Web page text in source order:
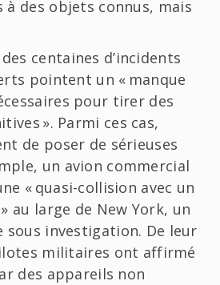
des objets connus, mais
centaines d’incidents
pointent un « manque
pour tirer des
». Parmi ces cas,
de poser de sérieuses
un avion commercial
« quasi-collision avec un
au large de New York, un
sous investigation. De leur
militaires ont affirmé
des appareils non